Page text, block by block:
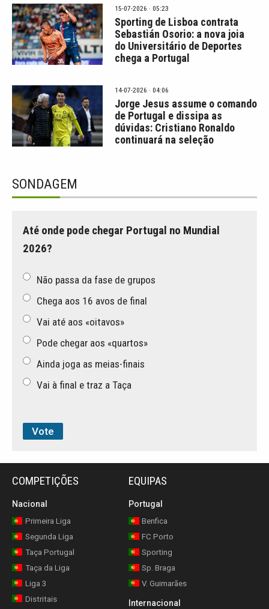
15-07-2026 · 05:23
Sporting de Lisboa contrata
Sebastián Osorio: a nova joia
do Universitário de Deportes
chega a Portugal
14-07-2026 · 04:06
Jorge Jesus assume o comando
de Portugal e dissipa as
dúvidas: Cristiano Ronaldo
continuará na seleção
SONDAGEM
Até onde pode chegar Portugal no Mundial
2026?
Não passa da fase de grupos
Chega aos 16 avos de final
Vai até aos «oitavos»
Pode chegar aos «quartos»
Ainda joga as meias-finais
Vai à final e traz a Taça
COMPETIÇÕES
Nacional
Primeira Liga
Segunda Liga
Taça Portugal
Taça da Liga
Liga 3
Distritais
EQUIPAS
Portugal
Benfica
FC Porto
Sporting
Sp. Braga
V. Guimarães
Internacional